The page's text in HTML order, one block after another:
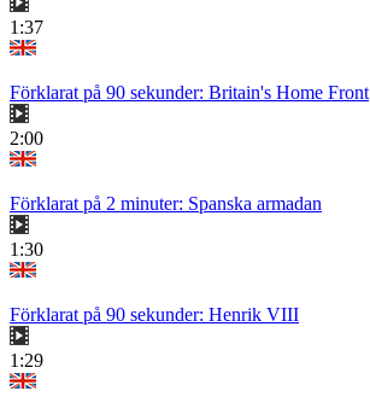
1:37
Förklarat på 90 sekunder: Britain's Home Front
2:00
Förklarat på 2 minuter: Spanska armadan
1:30
Förklarat på 90 sekunder: Henrik VIII
1:29